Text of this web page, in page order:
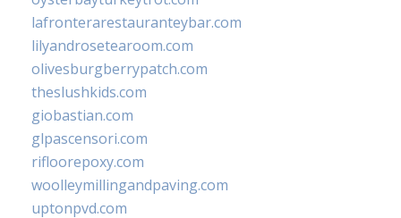
lafronterarestauranteybar.com
lilyandrosetearoom.com
olivesburgberrypatch.com
theslushkids.com
giobastian.com
glpascensori.com
rifloorepoxy.com
woolleymillingandpaving.com
uptonpvd.com